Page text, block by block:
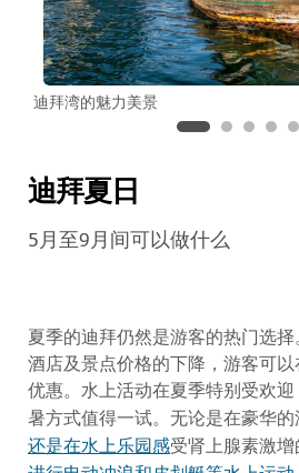
迪拜湾的魅力美景
迪拜夏日
5月至9月间可以做什么
夏季的迪拜仍然是游客的热门选
酒店及景点价格的下降，游客可
优惠。水上活动在夏季特别受欢
暑方式值得一试。无论是在豪华的
还是在水上乐园感受肾上腺素激增